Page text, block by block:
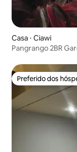
Casa ⋅ Ciawi
Pangrango 2BR
Preferido dos
Preferido dos